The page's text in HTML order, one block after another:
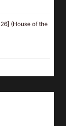
(House of the